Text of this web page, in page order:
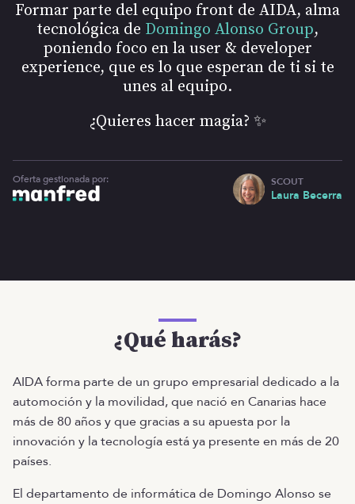
Formar parte del equipo front de AIDA, alma
tecnológica de Domingo Alonso Group,
poniendo foco en la user & developer
experience, que es lo que esperan de ti si te
unes al equipo.
¿Quieres hacer magia? ✨
Oferta gestionada por: SCOUT
Laura Becerra
¿Qué harás?
AIDA forma parte de un grupo empresarial dedicado a la
automoción y la movilidad, que nació en Canarias hace
más de 80 años y que gracias a su apuesta por la
innovación y la tecnología está ya presente en más de 20
países.
El departamento de informática de Domingo Alonso se